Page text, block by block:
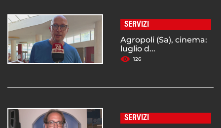
SERVIZI
Agropoli (Sa), cinema:
luglio d...
126
SERVIZI